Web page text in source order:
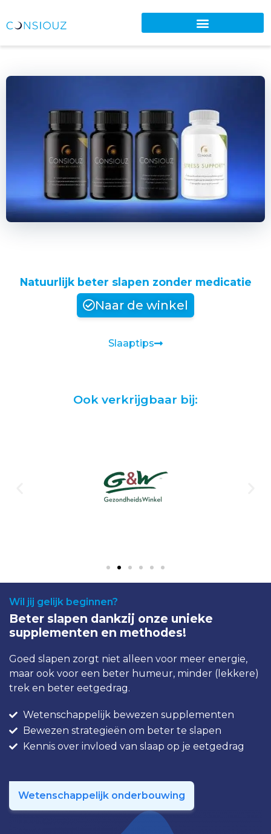
Natuurlijk beter slapen zonder medicatie
Naar de winkel
Slaaptips
Ook verkrijgbaar bij:
Wil jij gelijk beginnen?
Beter slapen dankzij onze unieke
supplementen en methodes!
Goed slapen zorgt niet alleen voor meer energie,
maar ook voor een beter humeur, minder (lekkere)
trek en beter eetgedrag.
Wetenschappelijk bewezen supplementen
Bewezen strategieën om beter te slapen
Kennis over invloed van slaap op je eetgedrag
Wetenschappelijk onderbouwing